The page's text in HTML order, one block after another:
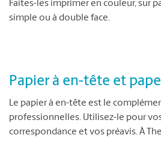
Faites-les imprimer en couleur, sur
simple ou à double face.
Papier à en-tête et
Le papier à en-tête est le
professionnelles. Utilisez-le pour
correspondance et vos préavis. À